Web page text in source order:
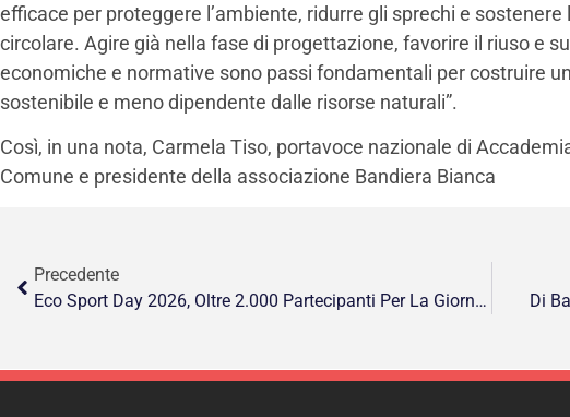
efficace per proteggere l’ambiente, ridurre gli sprechi e sostenere
circolare. Agire già nella fase di progettazione, favorire il riuso e
economiche e normative sono passi fondamentali per costruire
sostenibile e meno dipendente dalle risorse naturali”.
Così, in una nota, Carmela Tiso, portavoce nazionale di
Comune e presidente della associazione Bandiera Bianca
Precedente
Eco Sport Day 2026, Oltre 2.000 Partecipanti Per La Giornata Dedicata A Sport, Ambiente E Socialità
Di